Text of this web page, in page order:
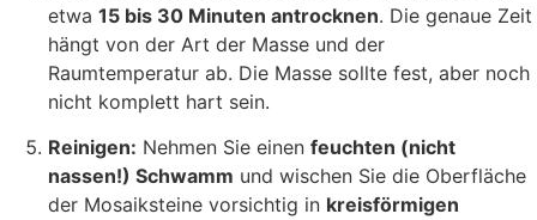
etwa 15 bis 30 Minuten antrocknen. Die genaue Zeit
hängt von der Art der Masse und der
Raumtemperatur ab. Die Masse sollte fest, aber noch
nicht komplett hart sein.
Reinigen: Nehmen Sie einen feuchten (nicht
nassen!) Schwamm und wischen Sie die Oberfläche
der Mosaiksteine vorsichtig in kreisförmigen